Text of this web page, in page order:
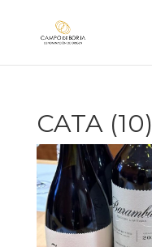
CATA (10)